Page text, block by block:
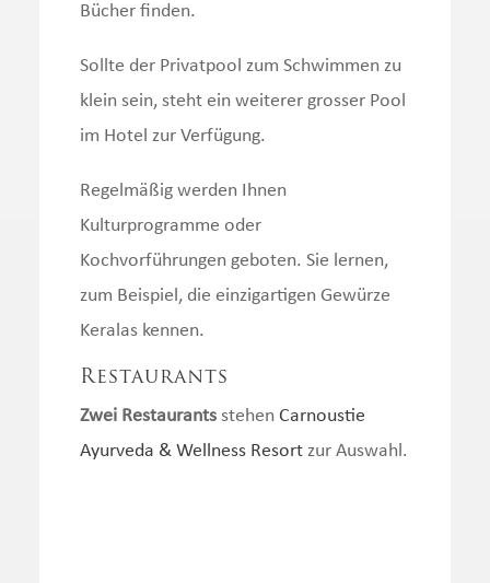
Bücher finden.
Sollte der Privatpool zum Schwimmen zu
klein sein, steht ein weiterer grosser Pool
im Hotel zur Verfügung.
Regelmäßig werden Ihnen
Kulturprogramme oder
Kochvorführungen geboten. Sie lernen,
zum Beispiel, die einzigartigen Gewürze
Keralas kennen.
Restaurants
Zwei Restaurants stehen Carnoustie
Ayurveda & Wellness Resortzur Auswahl.